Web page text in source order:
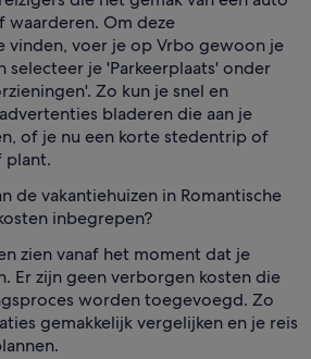
waarderen. Om deze
vinden, voer je op Vrbo gewoon je
selecteer je 'Parkeerplaats' onder
Zo kun je snel en
bladeren die aan je
of je nu een korte stedentrip of
plant.
de vakantiehuizen in Romantische
inbegrepen?
zien vanaf het moment dat je
Er zijn geen verborgen kosten die
worden toegevoegd. Zo
gemakkelijk vergelijken en je reis